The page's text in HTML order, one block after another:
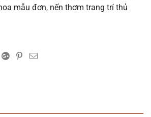
mẫu đơn, nến thơm trang trí thủ
LinkedinGoogle+Pinterest
Email